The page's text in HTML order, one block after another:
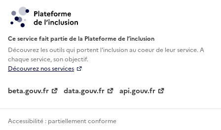
Ce service fait partie de la Plateforme de l’inclusion
Découvrez les outils qui portent l'inclusion aucoeur de leur service. A
chaque service, son objectif.
Découvrez nos services
beta.gouv.fr data.gouv.fr api.gouv.fr
Accessibilité : partiellement conforme